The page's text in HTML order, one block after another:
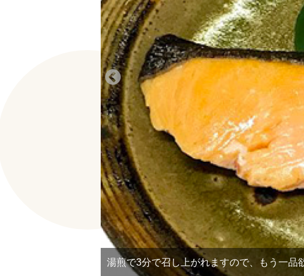
湯煎で3分で召し上がれますので、もう一品